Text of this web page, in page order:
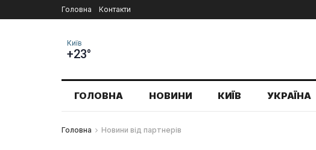
Головна Контакти
Київ
+23°
ГОЛОВНА НОВИНИ КИЇВ УКРАЇНА
Головна Новини від партнерів